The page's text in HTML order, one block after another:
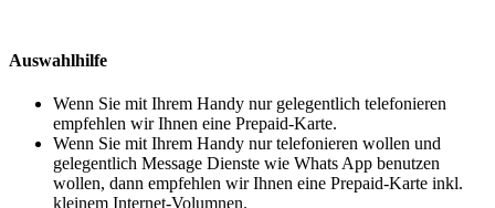
Auswahlhilfe
Wenn Sie mit Ihrem Handy nur gelegentlich telefonieren
empfehlen wir Ihnen eine Prepaid-Karte.
Wenn Sie mit Ihrem Handy nur telefonieren wollen und
gelegentlich Message Dienste wie Whats App benutzen
wollen, dann empfehlen wir Ihnen eine Prepaid-Karte inkl.
kleinem Internet-Volumnen.